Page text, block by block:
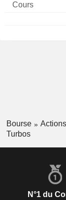
Bourse Actions
Turbos
N°1 du